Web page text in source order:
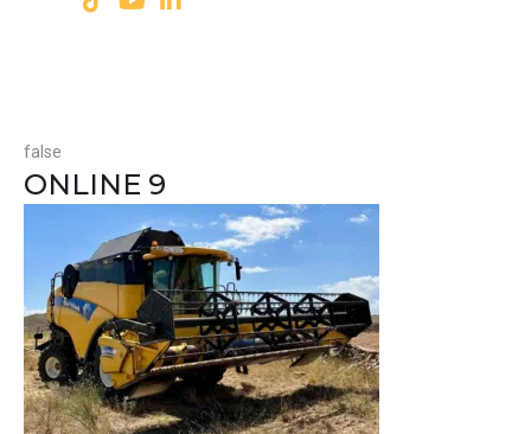
false
ONLINE 9